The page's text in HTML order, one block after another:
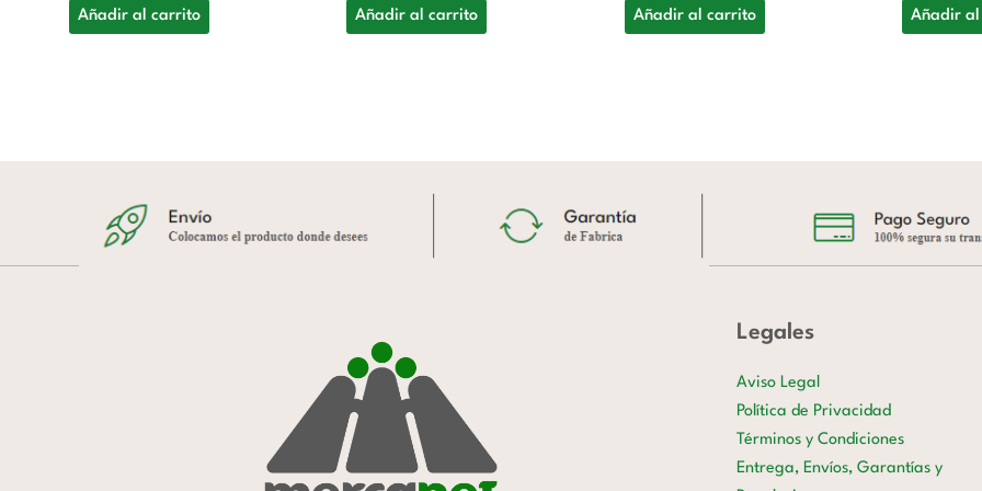
Añadir al carrito Añadir al carrito Añadir al carrito Añadir
Legales
Aviso Legal
Política de Privacidad
Términos y Condiciones
Entrega, Envíos, Garantías y